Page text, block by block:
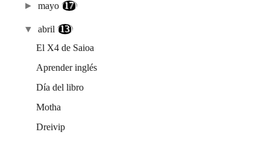
►mayo (17)
▼abril (13)
El X4 de Saioa
Aprender inglés
Día del libro
Motha
Dreivip